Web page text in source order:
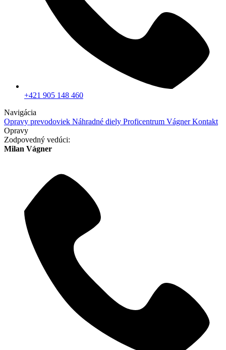
+421 905 148 460
Navigácia
Opravy prevodoviek Náhradné diely Proficentrum VágnerKontakt
Opravy
Zodpovedný vedúci:
Milan Vágner